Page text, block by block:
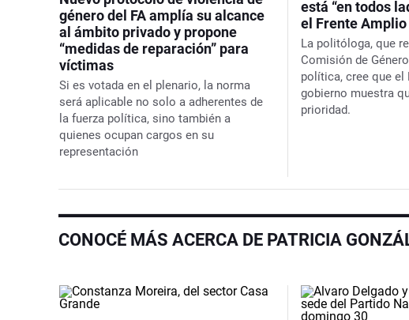
género del FA amplía su alcance
al ámbito privado y propone
“medidas de reparación” para
víctimas
Si es votada en el plenario, la norma
será aplicable no solo a adherentes de
la fuerza política, sino también a
quienes ocupan cargos en su
representación
está “en todos
el Frente Amplio
La politóloga, que
Comisión de
política, cree que el
gobierno muestra
prioridad.
CONOCÉ MÁS ACERCA DE PATRICIA